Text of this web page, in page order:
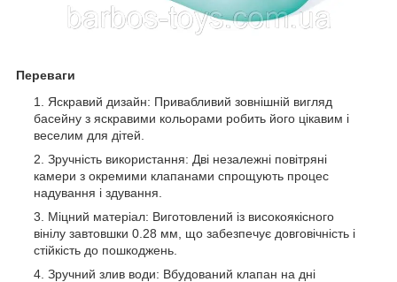
Переваги
Яскравий дизайн: Привабливий зовнішній вигляд
басейну з яскравими кольорами робить його цікавим і
веселим для дітей.
Зручність використання: Дві незалежні повітряні
камери з окремими клапанами спрощують процес
надування і здування.
Міцний матеріал: Виготовлений із високоякісного
вінілу завтовшки 0.28 мм, що забезпечує довговічність і
стійкість до пошкоджень.
Зручний злив води: Вбудований клапан на дні